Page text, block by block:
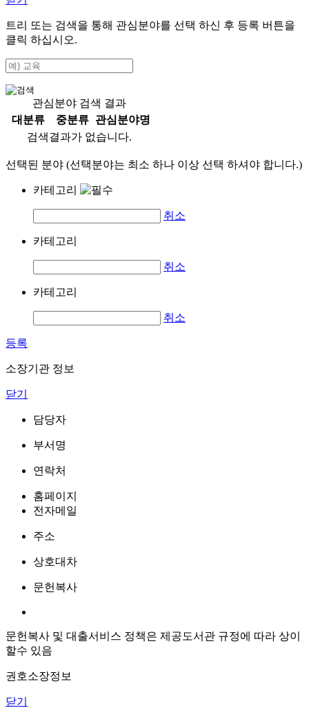
트리 또는 검색을 통해 관심분야를 선택 하신 후 등록 버튼을
클릭 하십시오.
관심분야 검색 결과
대분류
중분류
관심분야명
검색결과가 없습니다.
선택된 분야 (선택분야는 최소 하나 이상 선택 하셔야 합니다.)
카테고리
취소
카테고리
취소
카테고리
취소
등록
소장기관 정보
닫기
담당자
부서명
연락처
홈페이지
전자메일
주소
상호대차
문헌복사
문헌복사 및 대출서비스 정책은 제공도서관 규정에 따라 상이
할수 있음
권호소장정보
닫기